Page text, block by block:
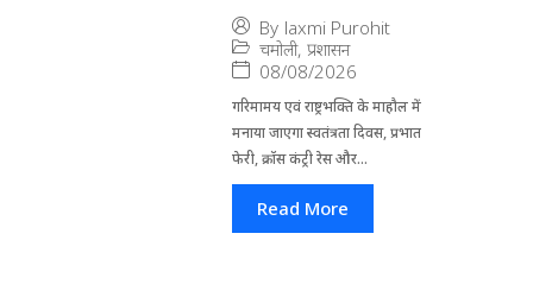
By laxmi Purohit
चमोली, प्रशासन
08/08/2026
गरिमामय एवं राष्ट्रभक्ति के माहौल में
मनाया जाएगा स्वतंत्रता दिवस, प्रभात
फेरी, क्रॉस कंट्री रेस और...
Read More